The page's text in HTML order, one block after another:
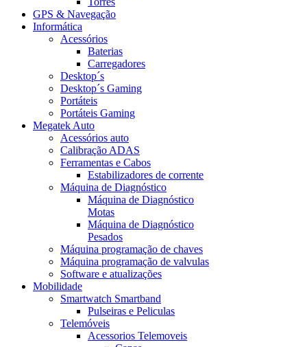
GPS & Navegação
Informática
Acessórios
Baterias
Carregadores
Desktop´s
Desktop´s Gaming
Portáteis
Portáteis Gaming
Megatek Auto
Acessórios auto
Calibração ADAS
Ferramentas e Cabos
Estabilizadores de corrente
Máquina de Diagnóstico
Máquina de Diagnóstico
Motas
Máquina de Diagnóstico
Pesados
Máquina programação de chaves
Máquina programação de valvulas
Software e atualizações
Mobilidade
Smartwatch Smartband
Pulseiras e Peliculas
Telemóveis
Acessorios Telemoveis